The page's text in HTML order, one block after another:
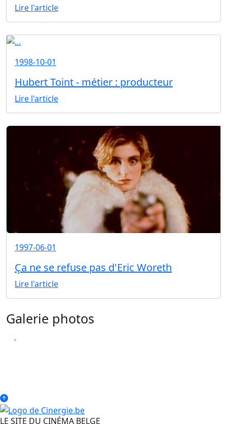
Lire l'article
1998-10-01
Hubert Toint - métier : producteur
Lire l'article
1997-06-01
Ça ne se refuse pas d'Eric Woreth
Lire l'article
Galerie photos
LE SITE DU CINÉMA BELGE